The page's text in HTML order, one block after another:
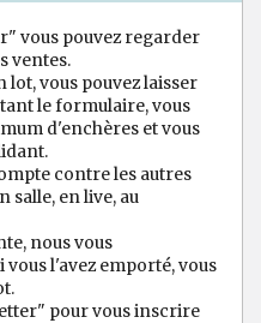
vous pouvez regarder
ventes.
lot, vous pouvez laisser
le formulaire, vous
d'enchères et vous
contre les autres
salle, en live, au
nous vous
l'avez emporté, vous
pour vous inscrire